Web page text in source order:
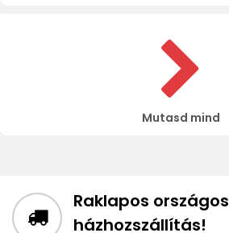
Mutasd mind
Raklapos országos
házhozszállítás!